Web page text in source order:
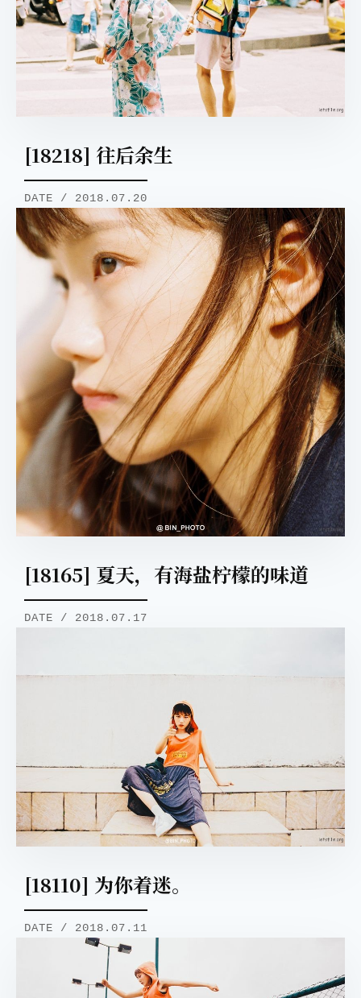
[18218] 往后余生
DATE / 2018.07.20
[18165] 夏天，有海盐柠檬的味道
DATE / 2018.07.17
[18110] 为你着迷。
DATE / 2018.07.11